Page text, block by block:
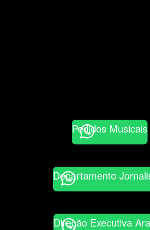
Pedidos Musicais
Departamento
Direção Executiva